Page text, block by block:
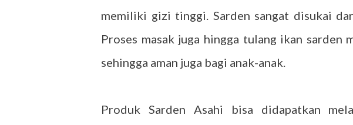
memiliki gizi tinggi. Sarden sangat disukai
Proses masak juga hingga tulang ikan sarden
sehingga aman juga bagi anak-anak.
Produk Sarden Asahi bisa didapatkan